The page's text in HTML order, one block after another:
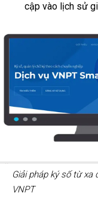
cập vào lịch sử
Giải pháp ký số từ
VNPT